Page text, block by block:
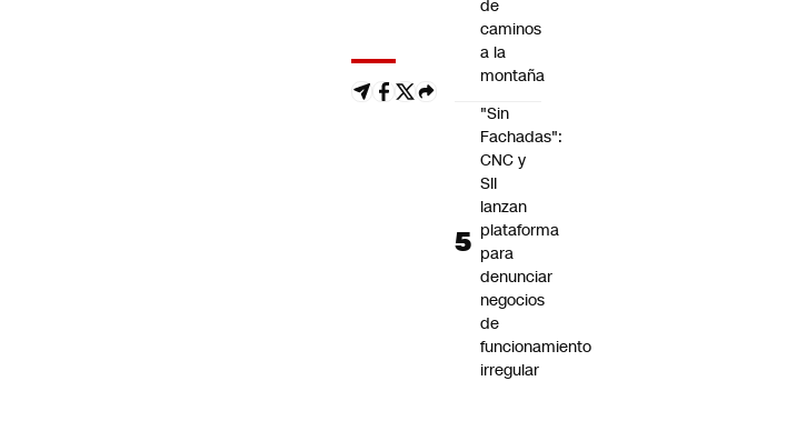
de
caminos
a la
montaña
"Sin
Fachadas":
CNC y
SII
lanzan
plataforma
para
denunciar
negocios
de
funcionamiento
irregular